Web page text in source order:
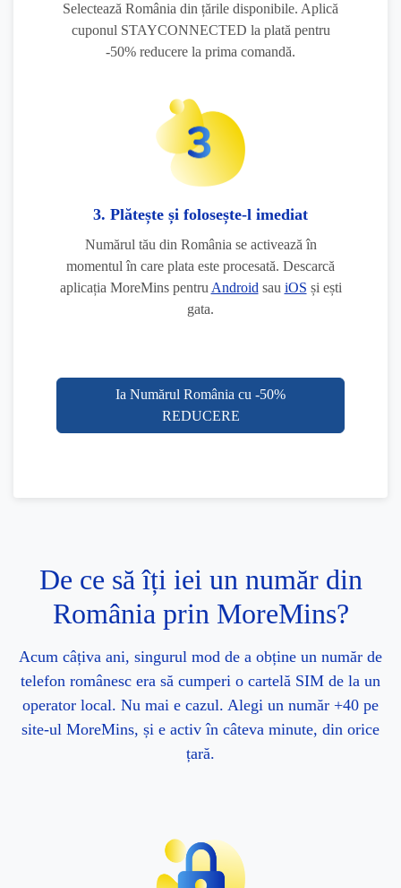
Selectează România din țările disponibile. Aplică
cuponul STAYCONNECTED la plată pentru
-50% reducere la prima comandă.
3. Plătește și folosește-l imediat
Numărul tău din România se activează în
momentul în care plata este procesată. Descarcă
aplicația MoreMins pentru Android sau iOS și ești
gata.
Ia Numărul România cu -50%
REDUCERE
De ce să îți iei un număr din
România prin MoreMins?
Acum câțiva ani, singurul mod de a obține un număr de
telefon românesc era să cumperi o cartelă SIM de la un
operator local. Nu mai e cazul. Alegi un număr +40 pe
site-ul MoreMins, și e activ în câteva minute, din orice
țară.